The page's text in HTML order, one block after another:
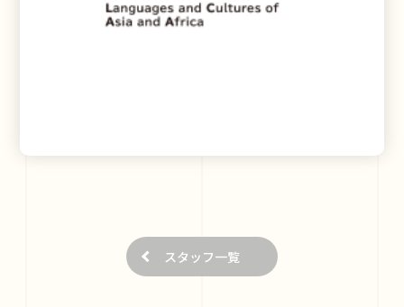
スタッフ一覧